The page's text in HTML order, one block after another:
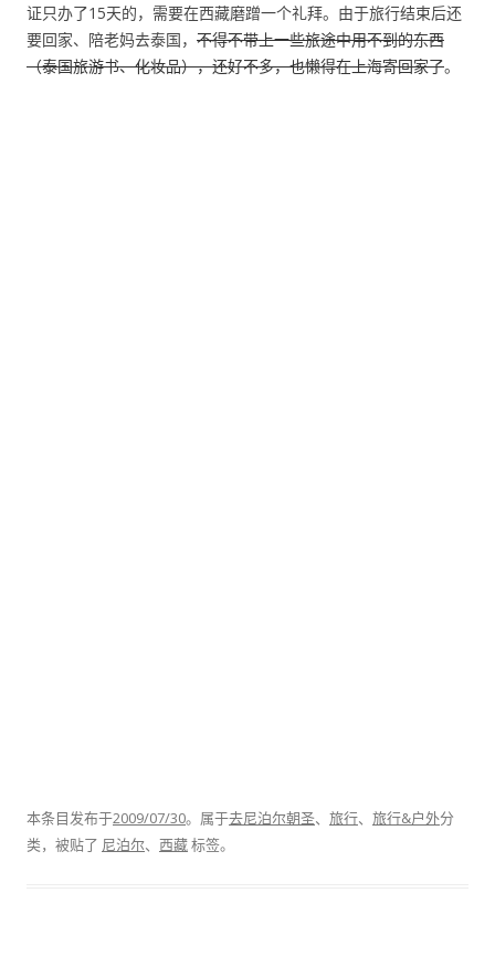
证只办了15天的，需要在西藏磨蹭一个礼拜。由于旅行结束后还
要回家、陪老妈去泰国， 不得不带上一些旅途中用不到的东西
（泰国旅游书、化妆品），还好不多，也懒得在上海寄回家了。
本条目发布于2009/07/30。属于去尼泊尔朝圣、 旅行、 旅行&户外分
类，被贴了 尼泊尔、 西藏标签。